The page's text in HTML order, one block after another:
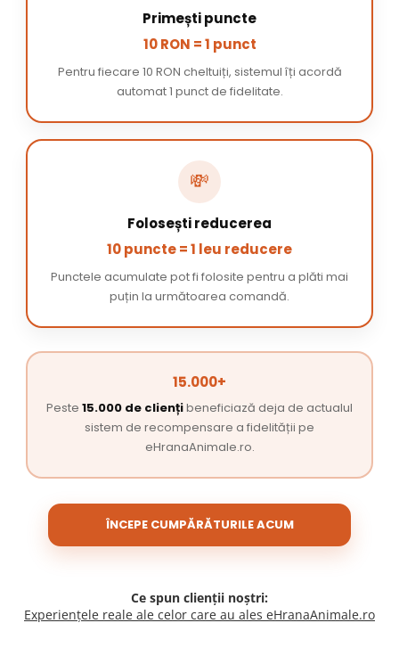
Primești puncte
10 RON = 1 punct
Pentru fiecare 10 RON cheltuiți, sistemul îți acordă
automat 1 punct de fidelitate.
💸
Folosești reducerea
10 puncte = 1 leu reducere
Punctele acumulate pot fi folosite pentru a plăti mai
puțin la următoarea comandă.
15.000+
Peste 15.000 de cliențibeneficiază deja de actualul
sistem de recompensare a fidelității pe
eHranaAnimale.ro.
ÎNCEPE CUMPĂRĂTURILE ACUM
Ce spun clienții noștri:
Experiențele reale ale celor care au ales eHranaAnimale.ro